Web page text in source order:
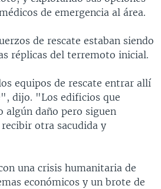
de emergencia al área.
de rescate estaban siendo
réplicas del terremoto inicial.
equipos de rescate entrar allí
dijo. "Los edificios que
algún daño pero siguen
otra sacudida y
una crisis humanitaria de
económicos y un brote de